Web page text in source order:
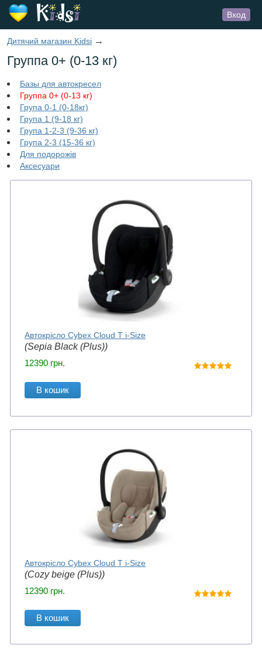
Вход
Дитячий магазин Kidsi →
Группа 0+ (0-13 кг)
Базы для автокресел
Группа 0+ (0-13 кг)
Група 0-1 (0-18кг)
Група 1 (9-18 кг)
Група 1-2-3 (9-36 кг)
Група 2-3 (15-36 кг)
Для подорожів
Аксесуари
Автокрісло Cybex Cloud T i-Size
(Sepia Black (Plus))
12390 грн.
В кошик
Автокрісло Cybex Cloud T i-Size
(Cozy beige (Plus))
12390 грн.
В кошик